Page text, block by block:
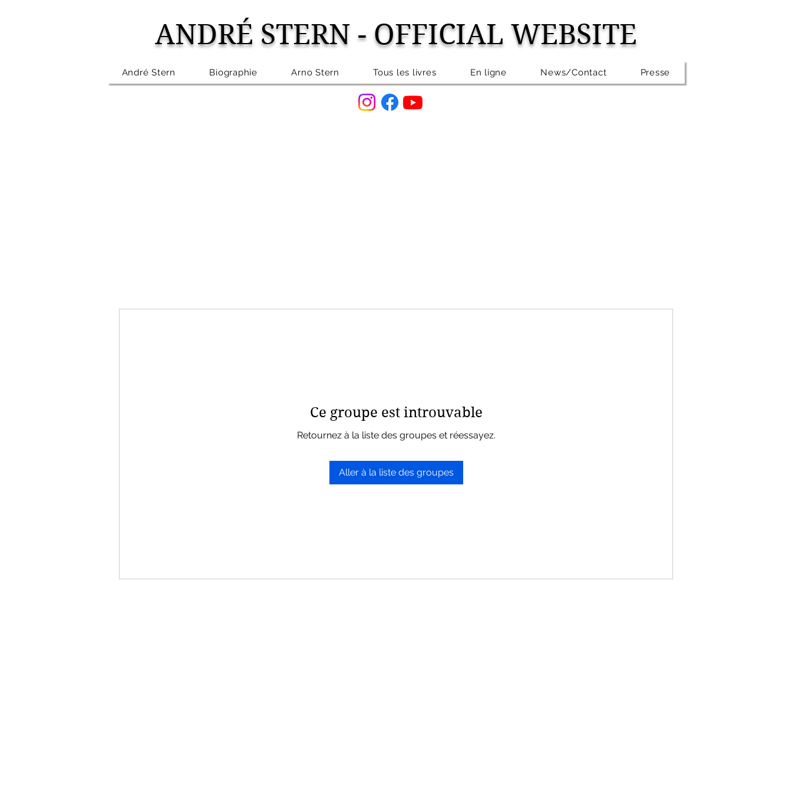
ANDRÉ STERN - OFFICIAL WEBSITE
André Stern Biographie Arno Stern Tous les livres En ligne News/Contact Presse
Ce groupe est introuvable
Retournez à la liste des groupes et réessayez.
Aller à la liste des groupes